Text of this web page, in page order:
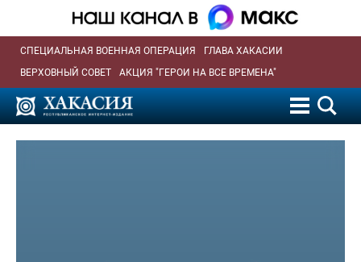
СПЕЦИАЛЬНАЯ ВОЕННАЯ ОПЕРАЦИЯ
ГЛАВА ХАКАСИИ
ВЕРХОВНЫЙ СОВЕТ
АКЦИЯ "ГЕРОИ НА ВСЕ ВРЕМЕНА"